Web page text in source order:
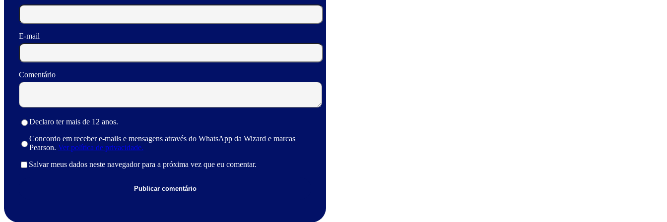
E-mail
Comentário
Declaro ter mais de 12 anos.
Concordo em receber e-mails e mensagens através do WhatsApp da Wizard e marcas
Pearson. Ver política de privacidade.
Salvar meus dados neste navegador para a próxima vez que eu comentar.